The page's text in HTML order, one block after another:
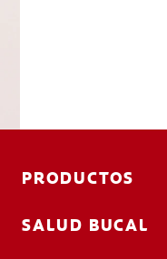
PRODUCTOS
SALUD BUCAL